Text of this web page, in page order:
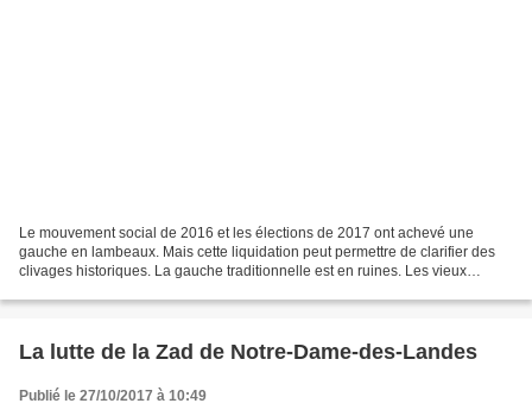
Le mouvement social de 2016 et les élections de 2017 ont achevé une
gauche en lambeaux. Mais cette liquidation peut permettre de clarifier des
clivages historiques. La gauche traditionnelle est en ruines. Les vieux
La lutte de la Zad de Notre-Dame-des-Landes
Publié le 27/10/2017 à 10:49